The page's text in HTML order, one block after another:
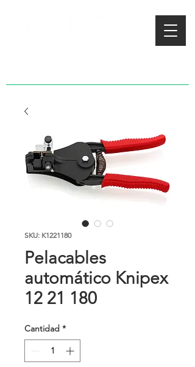
SKU: K1221180
Pelacables
automático Knipex
12 21 180
Cantidad *